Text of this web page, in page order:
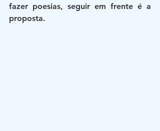
fazer poesias, seguir em frente é a
proposta.